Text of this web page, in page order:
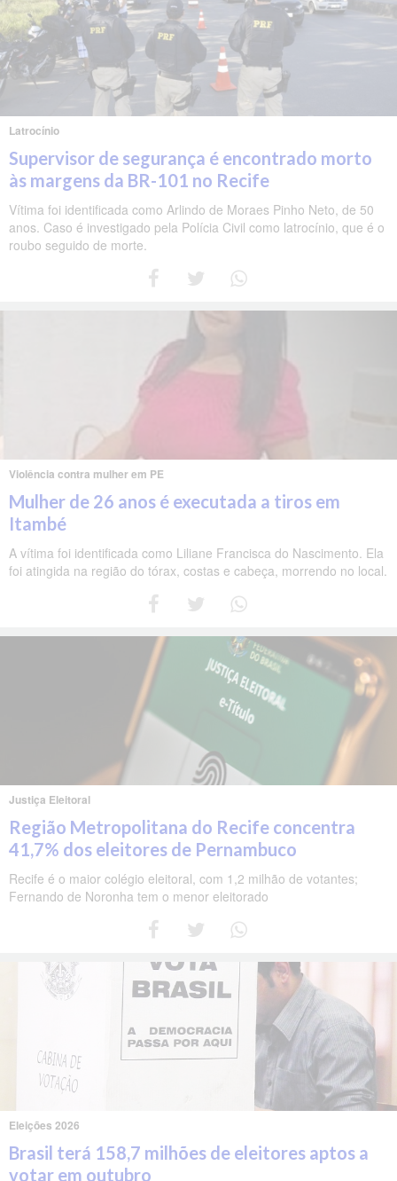
Latrocínio
Supervisor de segurança é encontrado morto
às margens da BR-101 no Recife
Vítima foi identificada como Arlindo de Moraes Pinho Neto, de 50
anos. Caso é investigado pela Polícia Civil como latrocínio, que é o
roubo seguido de morte.
Violência contra mulher em PE
Mulher de 26 anos é executada a tiros em
Itambé
A vítima foi identificada como Liliane Francisca do Nascimento. Ela
foi atingida na região do tórax, costas e cabeça, morrendo no local.
Justiça Eleitoral
Região Metropolitana do Recife concentra
41,7% dos eleitores de Pernambuco
Recife é o maior colégio eleitoral, com 1,2 milhão de votantes;
Fernando de Noronha tem o menor eleitorado
Eleições 2026
Brasil terá 158,7 milhões de eleitores aptos a
votar em outubro